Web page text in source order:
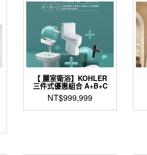
【 麗室衛浴】KOHLER
三件式優惠組合 A+B+C
NT$999,999